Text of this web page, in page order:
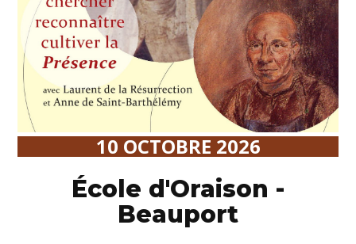
10 OCTOBRE 2026
École d'Oraison -
Beauport